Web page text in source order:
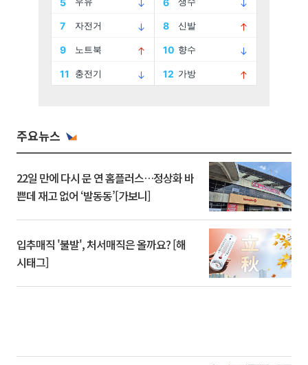
주요뉴스
22일 만에 다시 문 연 홈플러스…정상화 바
쁜데 재고 없어 ‘발동동’[가보니]
입추매직 '불발', 처서매직은 올까요? [해
시태그]